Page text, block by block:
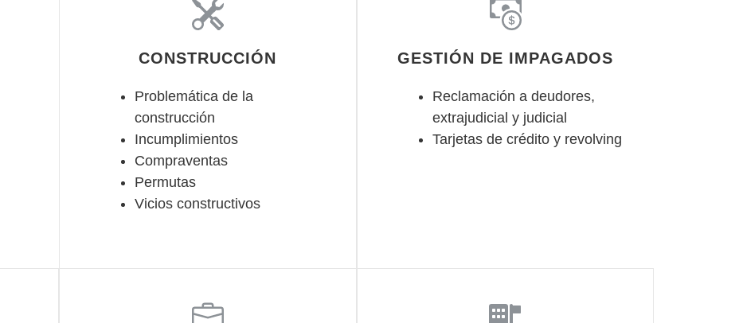
CONSTRUCCIÓN
Problemática de la
construcción
Incumplimientos
Compraventas
Permutas
Vicios constructivos
GESTIÓN DE IMPAGADOS
Reclamación a deudores,
extrajudicial y judicial
Tarjetas de crédito y revolving